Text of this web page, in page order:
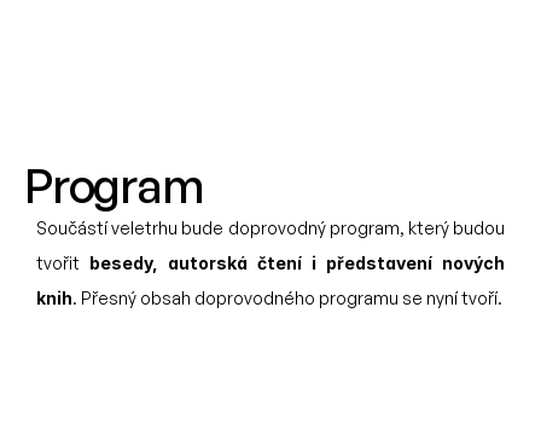
Program
Součástí veletrhu bude doprovodný program, který budou
tvořit besedy, autorská čtení i představení nových
knih